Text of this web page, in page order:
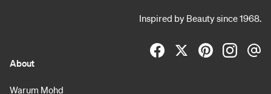
Inspired by Beauty since 1968.
About
Warum Mohd